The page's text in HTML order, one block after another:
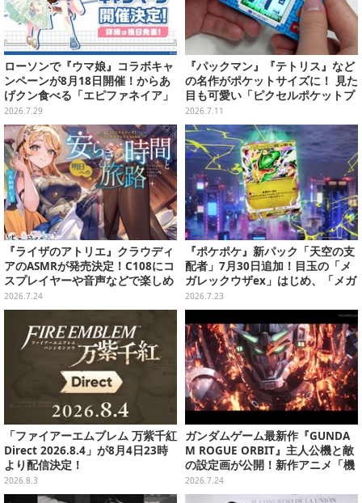
ローソンで『ウマ娘』コラボキャ
ンペーンが8月18日開催！からあ
げクン食べる「エピファネイア」
や「アーモンドアイ」たちが可愛
い
2026.7.29
『パックマン』『テトリス』など
の名作がポケットサイズに！ 見た
目も可愛い「ピクセルポケットプ
ロ」はアーケード気分を手軽に味
わえる【実機レビュー】
2026.7.11
『ライザのアトリエ』クラウディ
アのASMRが発売決定！C108にコ
スプレイヤーや音声などで楽しめ
るブースを出展
2026.7.24
『ポケポケ』新パック「天空の支
配者」7月30日追加！目玉の「メ
ガレックウザex」はじめ、「メガ
メタグロスex」「フウロ」など11
枚の新カード解禁
2026.7.23
「ファイアーエムブレム 万紫千紅
Direct 2026.8.4」が8月4日23時
より配信決定！
2026.8.3
ガンダムゲーム最新作『GUNDA
M ROGUE ORBIT』主人公機と敵
の設定画が公開！新作アニメ「機
動戦士ガンダムRG アレックスゼ
ロ」の約100年後を描く作品に
2026.7.24